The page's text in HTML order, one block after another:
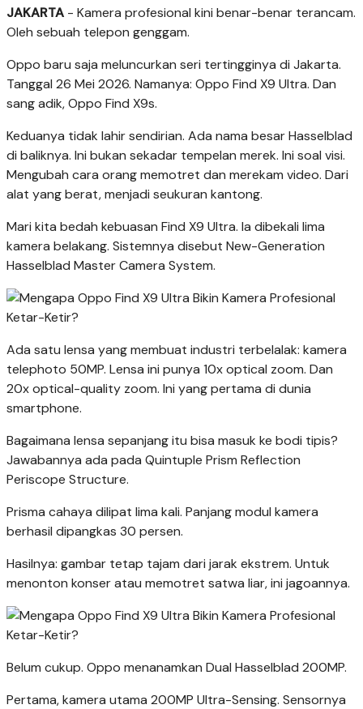
JAKARTA - Kamera profesional kini benar-benar terancam.
Oleh sebuah telepon genggam.
Oppo baru saja meluncurkan seri tertingginya di Jakarta.
Tanggal 26 Mei 2026. Namanya: Oppo Find X9 Ultra. Dan
sang adik, Oppo Find X9s.
Keduanya tidak lahir sendirian. Ada nama besar Hasselblad
di baliknya. Ini bukan sekadar tempelan merek. Ini soal visi.
Mengubah cara orang memotret dan merekam video. Dari
alat yang berat, menjadi seukuran kantong.
Mari kita bedah kebuasan Find X9 Ultra. Ia dibekali lima
kamera belakang. Sistemnya disebut New-Generation
Hasselblad Master Camera System.
Ada satu lensa yang membuat industri terbelalak: kamera
telephoto 50MP. Lensa ini punya 10x optical zoom. Dan
20x optical-quality zoom. Ini yang pertama di dunia
smartphone.
Bagaimana lensa sepanjang itu bisa masuk ke bodi tipis?
Jawabannya ada pada Quintuple Prism Reflection
Periscope Structure.
Prisma cahaya dilipat lima kali. Panjang modul kamera
berhasil dipangkas 30 persen.
Hasilnya: gambar tetap tajam dari jarak ekstrem. Untuk
menonton konser atau memotret satwa liar, ini jagoannya.
Belum cukup. Oppo menanamkan Dual Hasselblad 200MP.
Pertama, kamera utama 200MP Ultra-Sensing. Sensornya